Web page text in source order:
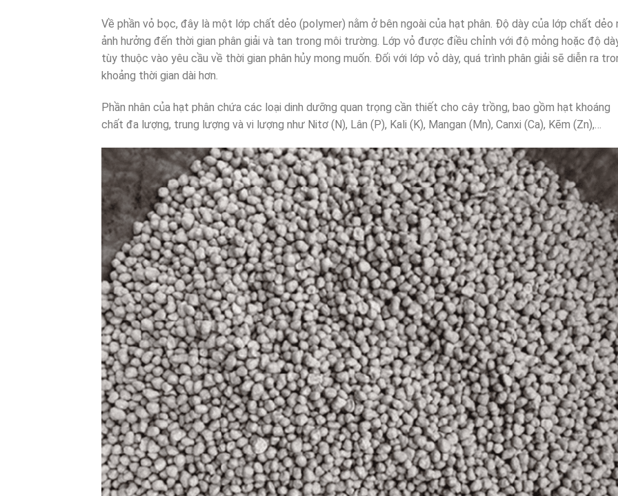
Về phần vỏ bọc, đây là một lớp chất dẻo (polymer) nằm ở bên ngoài của hạt phân. Độ dày của lớp chất dẻo
ảnh hưởng đến thời gian phân giải và tan trong môi trường. Lớp vỏ được điều chỉnh với độ mỏng hoặc độ
tùy thuộc vào yêu cầu về thời gian phân hủy mong muốn. Đối với lớp vỏ dày, quá trình phân giải sẽ diễn ra
khoảng thời gian dài hơn.
Phần nhân của hạt phân chứa các loại dinh dưỡng quan trọng cần thiết cho cây trồng, bao gồm hạt khoáng
chất đa lượng, trung lượng và vi lượng như Nitơ (N), Lân (P), Kali (K), Mangan (Mn), Canxi (Ca), Kẽm (Zn),…